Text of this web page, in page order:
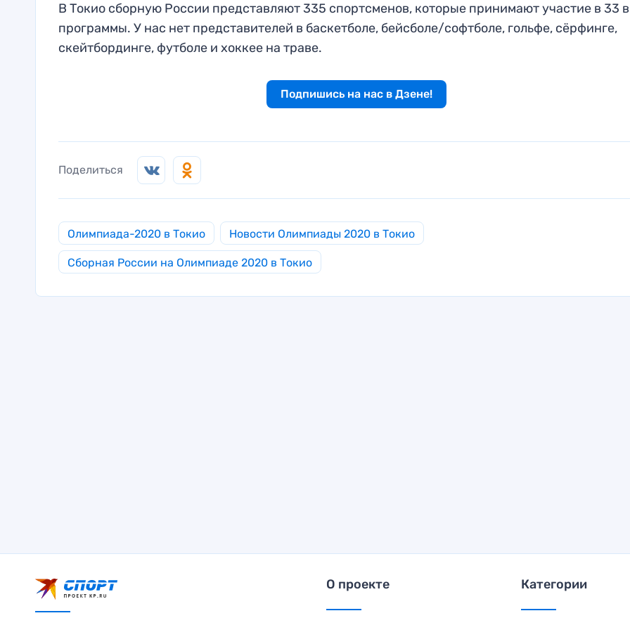
В Токио сборную России представляют 335 спортсменов, которые принимают участие в 33
программы. У нас нет представителей в баскетболе, бейсболе/софтболе, гольфе, сёрфинге,
скейтбординге, футболе и хоккее на траве.
Подпишись на нас в Дзене!
Поделиться
Олимпиада-2020 в Токио Новости Олимпиады 2020 в Токио
Сборная России на Олимпиаде 2020 в Токио
О проекте Категории